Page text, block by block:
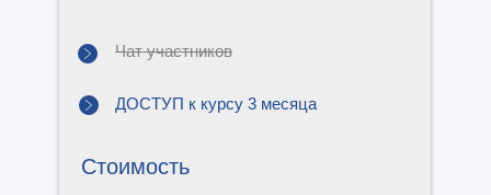
Стоимость
Чат участников
ДОСТУП к курсу 3 месяца